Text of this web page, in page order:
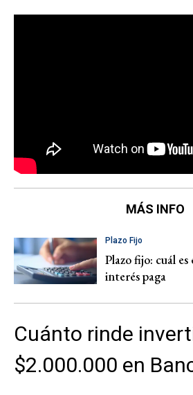
MÁS INFO
Plazo Fijo
Plazo fijo: cuál
interés paga
Cuánto rinde
$2.000.000 en